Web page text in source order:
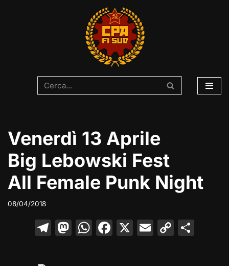
Venerdì 13 Aprile
Big Lebowski Fest
All Female Punk Night
08/04/2018
T M W F X E C